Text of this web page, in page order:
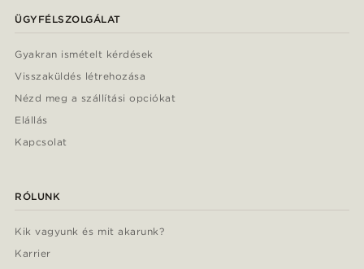
ÜGYFÉLSZOLGÁLAT
Gyakran ismételt kérdések
Visszaküldés létrehozása
Nézd meg a szállítási opciókat
Elállás
Kapcsolat
RÓLUNK
Kik vagyunk és mit akarunk?
Karrier